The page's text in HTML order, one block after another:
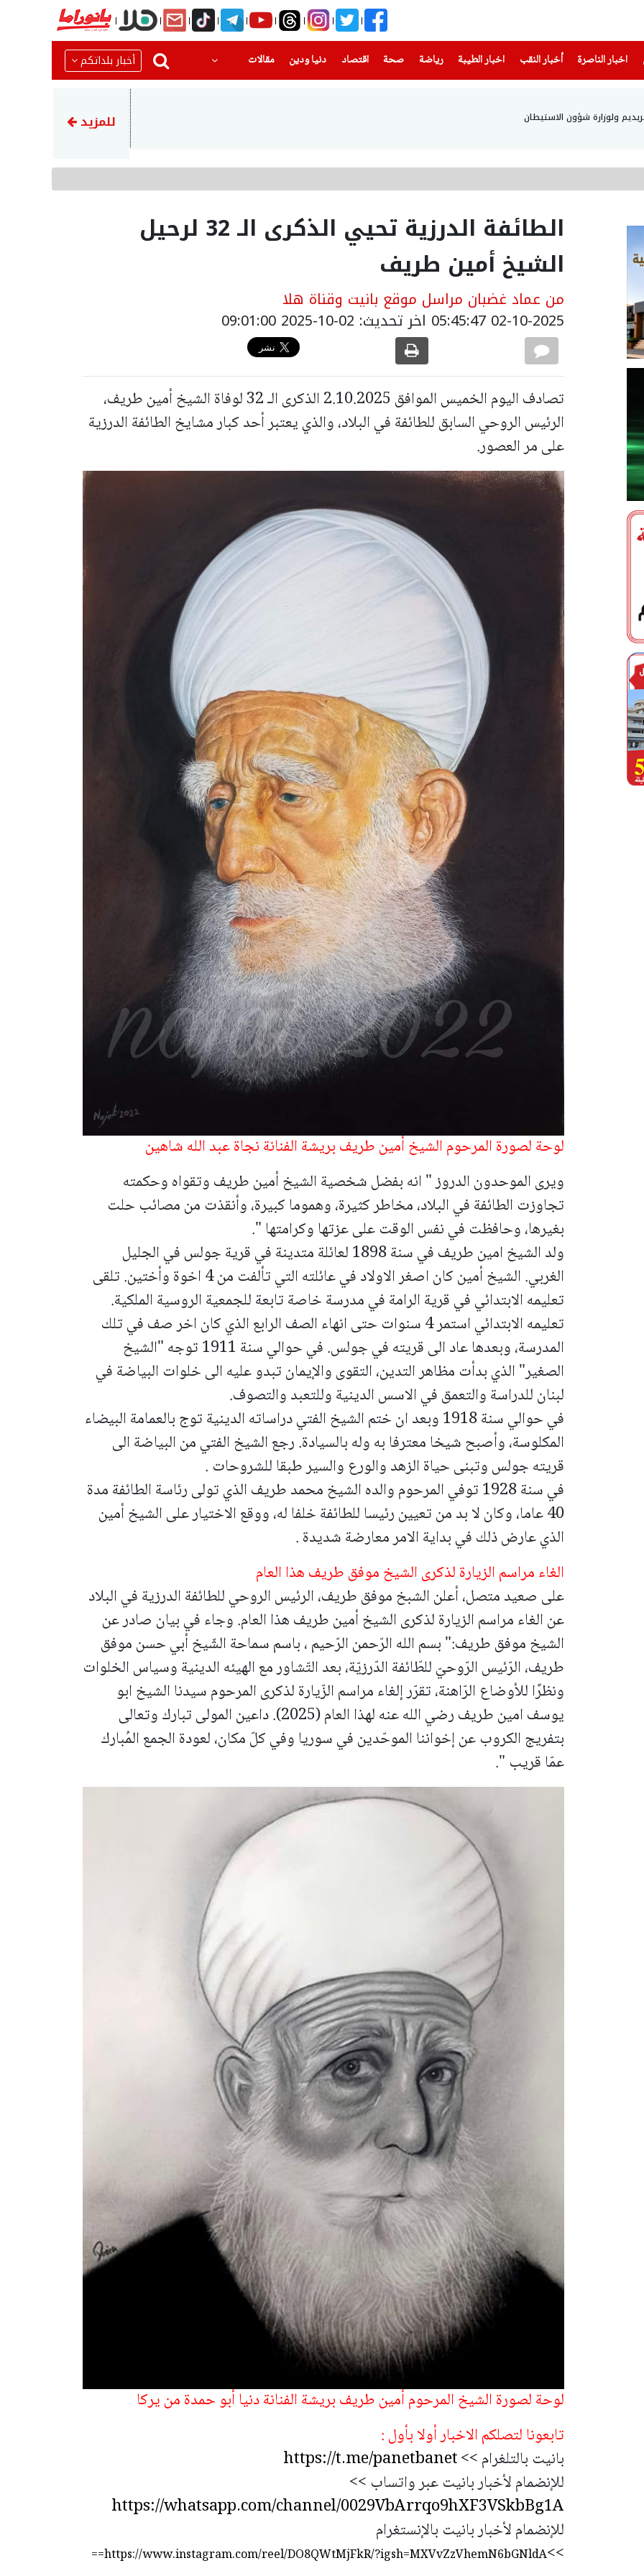
اخبار الناصرة
(current) أخبار النقب اخبار الطيبة(current) رياضة
(current) صحة(current) اقتصاد دنيا ودين
(current) مقالات أخبار بلداتكم
ولوزارة شؤون الاستيطان إيران تهدد بمهاجمة دول
للمزيد
الطائفة الدرزية تحيي الذكرى الـ 32 لرحيل
الشيخ أمين طريف
من عماد غضبان مراسل موقع بانيت وقناة هلا
02-10-2025 05:45:47 اخر تحديث: 02-10-2025 09:01:00
تصادف اليوم الخميس الموافق 2.10.2025 الذكرى الـ 32 لوفاة الشيخ أمين طريف،
الرئيس الروحي السابق للطائفة في البلاد، والذي يعتبر أحد كبار مشايخ الطائفة الدرزية
على مر العصور.
لوحة لصورة المرحوم الشيخ أمين طريف بريشة الفنانة نجاة عبد الله شاهين
ويرى الموحدون الدروز " انه بفضل شخصية الشيخ أمين طريف وتقواه وحكمته
تجاوزت الطائفة في البلاد،مخاطر كثيرة، وهموما كبيرة، وأنقذت من مصائب حلت
بغيرها، وحافظت في نفس الوقت على عزتها وكرامتها ".
ولد الشيخ امين طريف في سنة 1898 لعائلة متدينة في قرية جولس في الجليل
الغربي. الشيخ أمين كان اصغر الاولاد في عائلته التي تألفت من 4 اخوة وأختين. تلقى
تعليمه الابتدائي في قرية الرامة في مدرسة خاصة تابعة للجمعية الروسية الملكية.
تعليمه الابتدائي استمر 4 سنوات حتى انهاء الصف الرابع الذي كان اخر صف في تلك
المدرسة، وبعدها عاد الى قريته في جولس. في حوالي سنة 1911 توجه "الشيخ
الصغير" الذي بدأت مظاهر التدين، التقوى والإيمان تبدو عليه الى خلوات البياضة في
لبنان للدراسة والتعمق في الاسس الدينية وللتعبد والتصوف.
في حوالي سنة 1918 وبعد ان ختم الشيخ الفتي دراساته الدينية توج بالعمامة البيضاء
المكلوسة، وأصبح شيخا معترفا به وله بالسيادة. رجع الشيخ الفتي من البياضة الى
قريته جولس وتبنى حياة الزهد والورع والسير طبقا للشروحات .
في سنة 1928 توفي المرحوم والده الشيخ محمد طريف الذي تولى رئاسة الطائفة مدة
40 عاما، وكان لا بد من تعيين رئيسا للطائفة خلفا له، ووقع الاختيار على الشيخ أمين
الذي عارض ذلك في بداية الامر معارضة شديدة .
الغاء مراسم الزيارة لذكرى الشيخ موفق طريف هذا العام
على صعيد متصل، أعلن الشبخ موفق طريف، الرئيس الروحي للطائفة الدرزية في البلاد
عن الغاء مراسم الزيارة لذكرى الشيخ أمين طريف هذا العام. وجاء في بيان صادر عن
الشيخ موفق طريف:" بسم الله الرّحمن الرّحيم ،باسم سماحة الشّيخ أبي حسن موفق
طريف، الرّئيس الرّوحيّ للطّائفة الدّرزيّة، بعد التّشاور مع الهيئه الدينية وسياس الخلوات
ونظرًا للأوضاع الرّاهنة، تقرّر إلغاء مراسم الزّيارة لذكرى المرحوم سيدنا الشيخ ابو
يوسف امين طريف رضي الله عنه لهذا العام (2025).
داعين المولى تبارك وتعالى
بتفريج الكروب عن إخواننا الموحّدين في سوريا وفي كلّ مكان، لعودة الجمع المُبارك
عمّا قريب ".
لوحة لصورة الشيخ المرحوم أمين طريف بريشة الفنانة دنيا أبو حمدة من يركا
تابعونا لتصلكم الاخبار أولا بأول :
بانيت بالتلغرام >>https://t.me/panetbanet
للإنضمام لأخبار بانيت عبر واتساب >>
https://whatsapp.com/channel/0029VbArrqo9hXF3VSkbBg1A
للإنضمام لأخبار بانيت بالإنستغرام
>>
https://www.instagram.com/reel/DO8QWtMjFkR/?igsh=MXVvZzVhemN6bGNldA==